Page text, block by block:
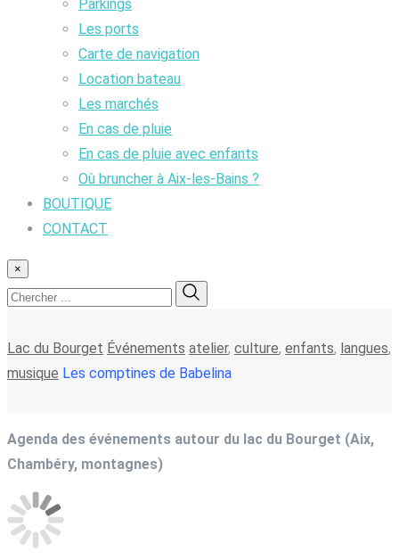
Parkings
Les ports
Carte de navigation
Location bateau
Les marchés
En cas de pluie
En cas de pluie avec enfants
Où bruncher à Aix-les-Bains ?
BOUTIQUE
CONTACT
×
Lac du Bourget Événements atelier, culture, enfants, langues,
musique Les comptines de Babelina
Agenda des événements autour du lac du Bourget (Aix,
Chambéry, montagnes)